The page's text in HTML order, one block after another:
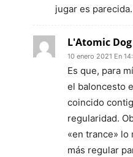
jugar es parecida.
L'Atomic
10 enero 2021 En
Es que, para
el baloncesto
coincido
regularidad.
«en trance»
más regular